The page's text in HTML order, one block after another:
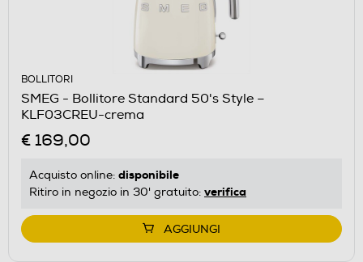
BOLLITORI
SMEG - Bollitore Standard 50's Style –
KLF03CREU-crema
€ 169,00
Acquisto online: disponibile
Ritiro in negozio in 30' gratuito: verifica
AGGIUNGI